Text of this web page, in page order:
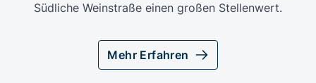
Südliche Weinstraße einen großen Stellenwert.
Mehr Erfahren